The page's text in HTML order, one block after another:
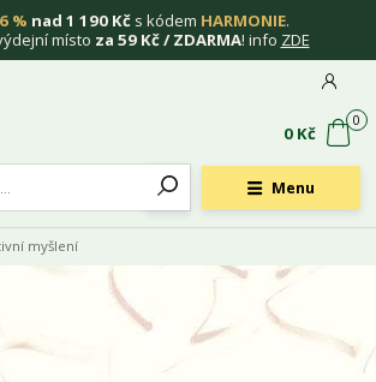
% nad 1 190 Kč s kódem HARMONIE.
místo za 59 Kč / ZDARMA! info ZDE
Menu
0
0 Kč
myšlení